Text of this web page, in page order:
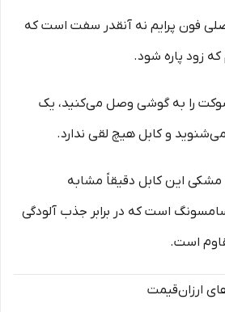
فون پرایم نه آنقدر سفت است که
زود پاره شود.
را به گوشی وصل می‌کنید، یک
و کابل هیچ لقی ندارد.
مشکی این کابل دقیقاً مشابه
است که در برابر جذب آلودگی
است.